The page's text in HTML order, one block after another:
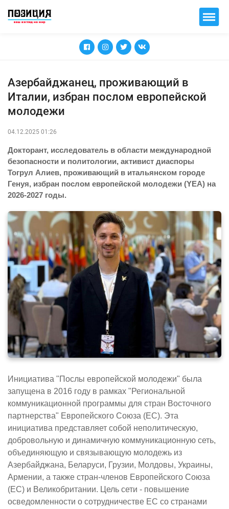
Азербайджанец, проживающий в
Италии, избран послом европейской
молодежи
04.12.2025 01:26
Докторант, исследователь в области международной
безопасности и политологии, активист диаспоры
Тогрул Алиев, проживающий в итальянском городе
Генуя, избран послом европейской молодежи (YEA) на
2026-2027 годы.
Инициатива "Послы европейской молодежи" была
запущена в 2016 году в рамках "Региональной
коммуникационной программы для стран Восточного
партнерства" Европейского Союза (ЕС). Эта
инициатива представляет собой неполитическую,
добровольную и динамичную коммуникационную сеть,
объединяющую и связывающую молодежь из
Азербайджана, Беларуси, Грузии, Молдовы, Украины,
Армении, а также стран-членов Европейского Союза
(ЕС) и Великобритании. Цель сети - повышение
осведомленности о сотрудничестве ЕС со странами